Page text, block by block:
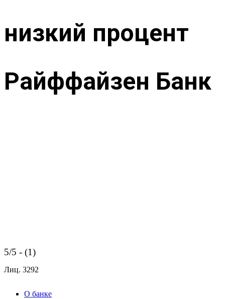
низкий процент
Райффайзен Банк
5/5 - (1)
Лиц. 3292
О банке